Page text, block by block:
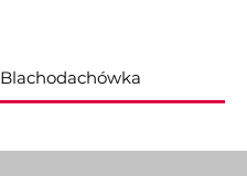
Blachodachówka